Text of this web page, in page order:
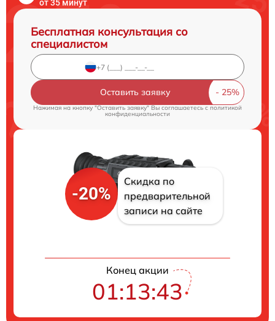
от 35 минут
Бесплатная консультация со
специалистом
Оставить заявку
Нажимая на кнопку "Оставить заявку" Вы соглашаетесь c политикой
конфиденциальности
-20%
Скидка по
предварительной
записи на сайте
Конец акции
01:13:43